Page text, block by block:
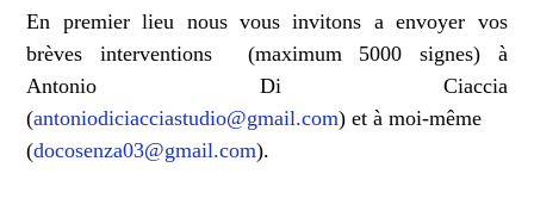
En premier lieu nous vous invitons a envoyer vos
brèves interventions (maximum 5000 signes) à
Antonio Di Ciaccia
(antoniodiciacciastudio@gmail.com) et à moi-même
(docosenza03@gmail.com).